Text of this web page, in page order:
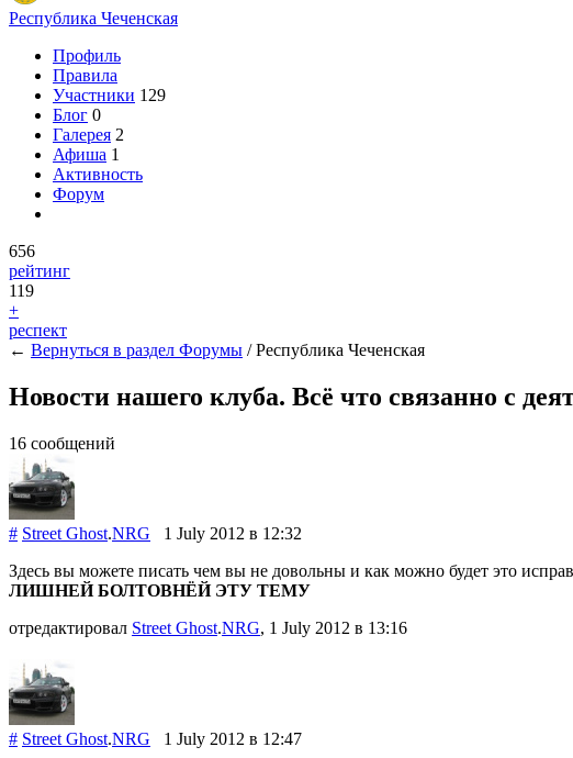
Республика Чеченская
Профиль
Правила
Участники 129
Блог 0
Галерея 2
Афиша 1
Активность
Форум
656
рейтинг
119
+
респект
← Вернуться в раздел Форумы / Республика Чеченская
Новости нашего клуба. Всё что связанно с
16 сообщений
# Street Ghost.NRG 1 July 2012 в 12:32
Здесь вы можете писать чем вы не довольны и как можно будет это
ЛИШНЕЙ БОЛТОВНЁЙ ЭТУ ТЕМУ
отредактировал Street Ghost.NRG, 1 July 2012 в 13:16
# Street Ghost.NRG 1 July 2012 в 12:47